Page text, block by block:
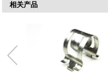
相关产品